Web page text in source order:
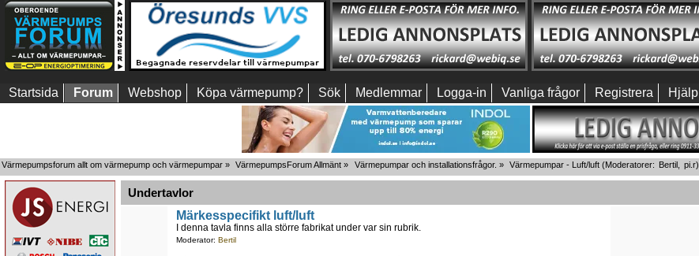
Startsida Forum Webshop Köpa värmepump? Sök Medlemmar Logga-in Vanliga frågor Registrera Hjälp
Värmepumpsforum allt om värmepump och värmepumpar » VärmepumpsForum Allmänt » Värmepumpar och installationsfrågor. » Värmepumpar - Luft/luft(Moderatorer: Bertil, pi.r)
Undertavlor
Märkesspecifikt luft/luft
I denna tavla finns alla större fabrikat under var sin rubrik.
Moderator: Bertil